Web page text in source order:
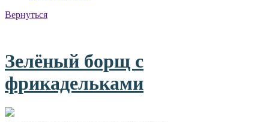
Вернуться
Зелёный борщ с
фрикадельками